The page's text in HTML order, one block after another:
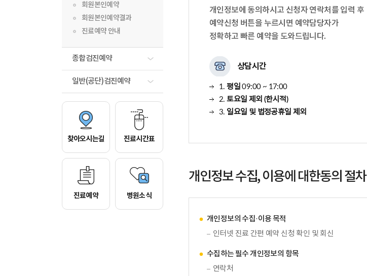
회원본인예약
회원본인예약결과
진료예약 안내
종합검진예약
일반(공단)검진예약
찾아오시는길 진료시간표
진료예약 병원소식
개인정보에 동의하시고 신청자 연락처를 입력 후
예약신청 버튼을 누르시면 예약담당자가
정확하고 빠른 예약을 도와드립니다.
상담시간
1.평일 09:00 ~ 17:00
2.토요일 제외 (한시적)
3. 일요일 및 법정공휴일 제외
개인정보 수집, 이용에 대한동의 절차
개인정보의 수집·이용 목적
인터넷 진료 간편 예약 신청 확인 및 회신
수집하는 필수 개인정보의 항목
연락처